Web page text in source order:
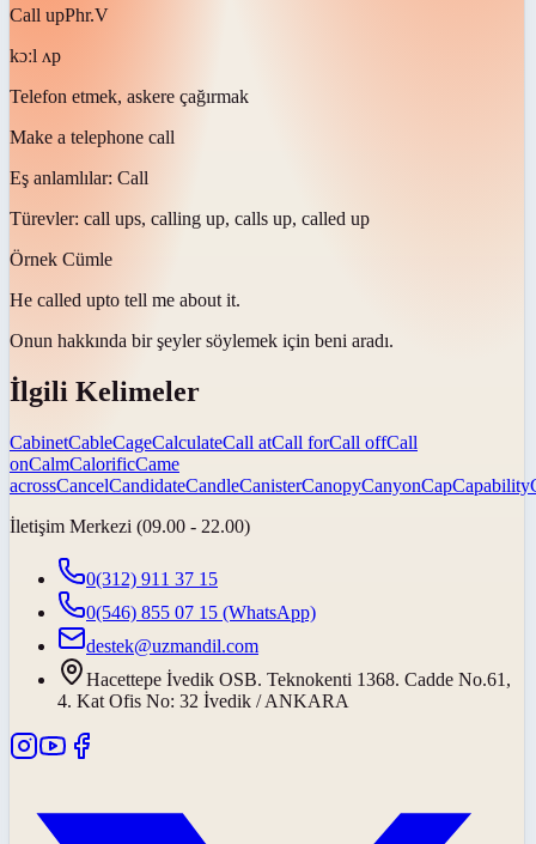
Call upPhr.V
kɔːl ʌp
Telefon etmek, askere çağırmak
Make a telephone call
Eş anlamlılar: Call
Türevler: call ups, calling up, calls up, called up
Örnek Cümle
He called upto tell me about it.
Onun hakkında bir şeyler söylemek için beni aradı.
İlgili Kelimeler
CabinetCableCageCalculateCall atCall forCall offCall
onCalmCalorificCame
acrossCancelCandidateCandleCanisterCanopyCanyonCapCapability
İletişim Merkezi (09.00 - 22.00)
0(312) 911 37 15
0(546) 855 07 15 (WhatsApp)
destek@uzmandil.com
Hacettepe İvedik OSB. Teknokenti 1368. Cadde No.61,
4. Kat Ofis No: 32 İvedik / ANKARA